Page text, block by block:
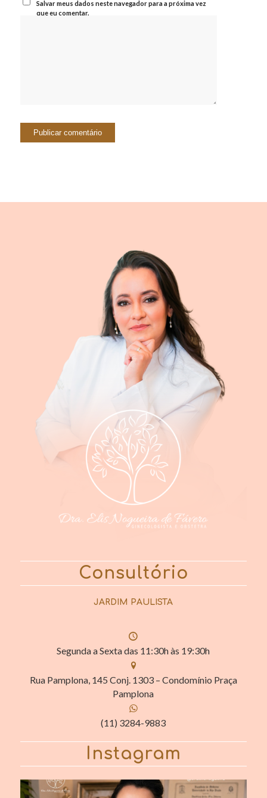
Salvar meus dados neste navegador para a próxima vez
que eu comentar.
Consultório
JARDIM PAULISTA
Segunda a Sexta das 11:30h às 19:30h
Rua Pamplona, 145 Conj. 1303 – Condomínio Praça
Pamplona
(11) 3284-9883
Instagram